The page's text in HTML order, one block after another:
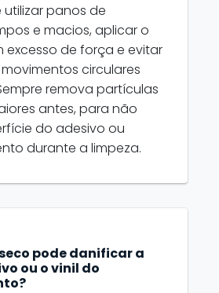
utilizar panos de
e macios, aplicar o
excesso de força e evitar
circulares
remova partículas
antes, para não
do adesivo ou
durante a limpeza.
pode danificar a
ou o vinil do